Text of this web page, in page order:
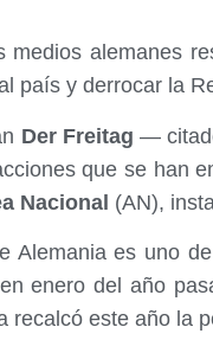
medios alemanes
país y derrocar la
Der Freitag —
que se han
Nacional (AN),
Alemania es uno
enero del año
recalcó este año la